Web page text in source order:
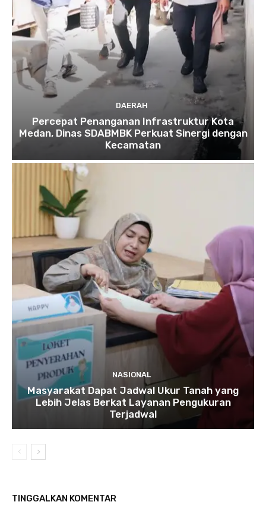
DAERAH
Percepat Penanganan Infrastruktur Kota
Medan, Dinas SDABMBK Perkuat Sinergi dengan
Kecamatan
NASIONAL
Masyarakat Dapat Jadwal Ukur Tanah yang
Lebih Jelas Berkat Layanan Pengukuran
Terjadwal
TINGGALKAN KOMENTAR